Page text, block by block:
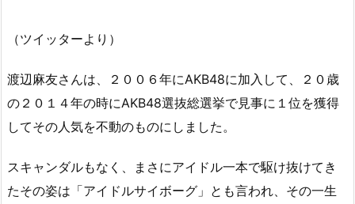
（ツイッターより）
渡辺麻友さんは、２００６年にAKB48に加入して、２０歳
の２０１４年の時にAKB48選抜総選挙で見事に１位を獲得
してその人気を不動のものにしました。
スキャンダルもなく、まさにアイドル一本で駆け抜けてき
たその姿は「アイドルサイボーグ」とも言われ、その一生